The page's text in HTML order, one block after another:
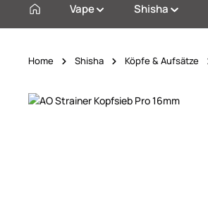
Vape Shisha
Home Shisha Köpfe & Aufsätze
Bildergalerie überspringen